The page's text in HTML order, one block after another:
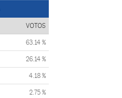
VOTOS
63.14 %
26.14 %
4.18 %
2.75 %